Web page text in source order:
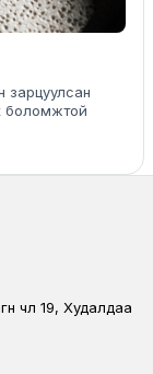
зарцуулсан
боломжтой
19, Худалдаа